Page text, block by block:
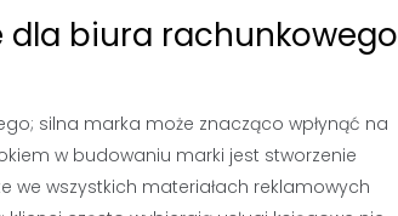
dla biura rachunkowego
silna marka może znacząco wpłynąć na
w budowaniu marki jest stworzenie
we wszystkich materiałach reklamowych